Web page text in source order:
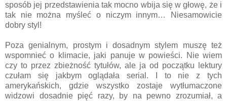
sposób jej przedstawienia tak mocno wbija się w głowę, że i
tak nie można myśleć o niczym innym… Niesamowicie
dobry styl!
Poza genialnym, prostym i dosadnym stylem muszę też
wspomnieć o klimacie, jaki panuje w powieści. Nie wiem
czy to przez zbieżność tytułów, ale ja od początku lektury
czułam się jakbym oglądała serial. I to nie z tych
amerykańskich, gdzie wszystko zostaje wytłumaczone
widzowi dosadnie pięć razy, by na pewno zrozumiał, a